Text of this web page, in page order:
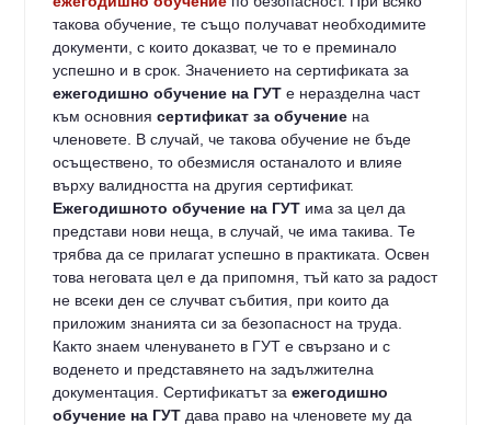
такова обучение, те също получават необходимите
документи, с които доказват, че то е преминало
успешно и в срок. Значението на сертификата за
ежегодишно обучение на ГУТ е неразделна част
към основниясертификат за обучение на
членовете. В случай, че такова обучение не бъде
осъществено, то обезмисля останалото и влияе
върху валидността на другия сертификат.
Ежегодишното обучение на ГУТ има за цел да
представи нови неща, в случай, че има такива. Те
трябва да се прилагат успешно в практиката. Освен
това неговата цел е да припомня, тъй като за радост
не всеки ден се случват събития, при които да
приложим знанията си за безопасност на труда.
Както знаем членуването в ГУТ е свързано и с
воденето и представянето на задължителна
документация. Сертификатът заежегодишно
обучение на ГУТ дава право на членовете му да